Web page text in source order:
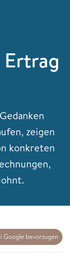
zeigen
konkreten
Google bevorzugen